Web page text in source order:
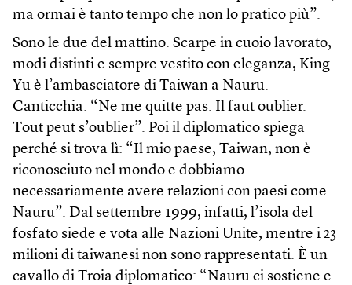
ma ormai è tanto tempo che non lo pratico più”.
Sono le due del mattino. Scarpe in cuoio lavorato,
modi distinti e sempre vestito con eleganza, King
Yu è l’ambasciatore di Taiwan a Nauru.
Canticchia: “Ne me quitte pas. Il faut oublier.
Tout peut s’oublier”. Poi il diplomatico spiega
perché si trova lì: “Il mio paese, Taiwan, non è
riconosciuto nel mondo e dobbiamo
necessariamente avere relazioni con paesi come
Nauru”. Dal settembre 1999, infatti, l’isola del
fosfato siede e vota alle Nazioni Unite, mentre i 23
milioni di taiwanesi non sono rappresentati. È un
cavallo di Troia diplomatico: “Nauru ci sostiene e